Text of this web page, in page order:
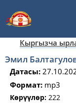
Кыргызча
Эмил
Датасы:
Формат: mp3
Көрүүлөр: 222